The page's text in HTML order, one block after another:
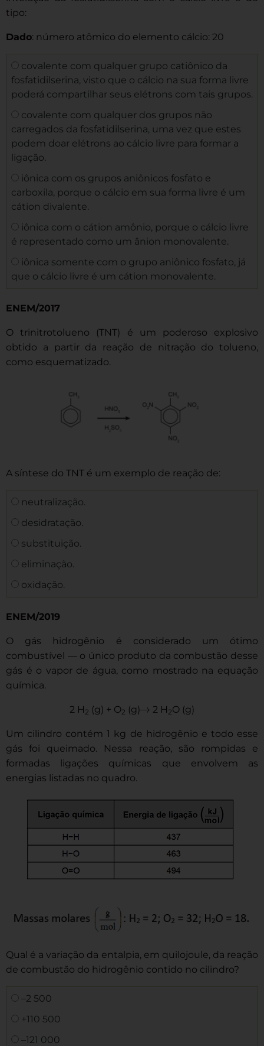
tipo:
Dado: número atômico do elemento cálcio: 20
covalente com qualquer grupo catiônico da
fosfatidilserina, visto que o cálcio na sua forma livre
poderá compartilhar seus elétrons com tais grupos.
covalente com qualquer dos grupos não
carregados da fosfatidilserina, uma vez que estes
podem doar elétrons ao cálcio livre para formar a
ligação.
iônica com os grupos aniônicos fosfato e
carboxila, porque o cálcio em sua forma livre é um
cátion divalente.
iônica com o cátion amônio, porque o cálcio livre
é representado como um ânion monovalente.
iônica somente com o grupo aniônico fosfato, já
que o cálcio livre é um cátion monovalente.
ENEM/2017
O trinitrotolueno (TNT) é um poderoso explosivo
obtido a partir da reação de nitração do tolueno,
como esquematizado.
A síntese do TNT é um exemplo de reação de:
neutralização.
desidratação.
substituição.
eliminação.
oxidação.
ENEM/2019
O gás hidrogênio é considerado um ótimo
combustível — o único produto da combustão desse
gás é o vapor de água, como mostrado na equação
química.
2 H 2 (g) + O2 (g) 2 H 2O (g)
Um cilindro contém 1 kg de hidrogênio e todo esse
gás foi queimado. Nessa reação, são rompidas e
formadas ligações químicas que envolvem as
energias listadas no quadro.
Qual é a variação da entalpia, em quilojoule, da reação
de combustão do hidrogênio contido no cilindro?
–2 500
+110 500
–121 000